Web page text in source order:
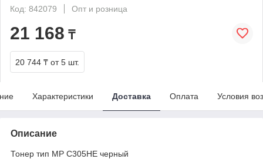
Код: 842079
Опт и розница
21 168 ₸
20 744 ₸ от 5 шт.
Характеристики Доставка Оплата Условия
Описание
Тонер тип MP C305HE черный